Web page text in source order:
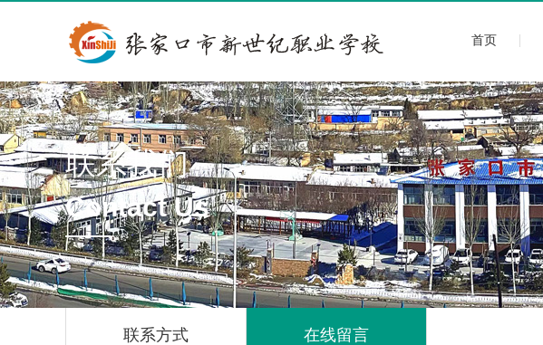
首页
联系我们
Contact Us
联系方式 在线留言